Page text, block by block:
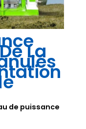
La
de puissance